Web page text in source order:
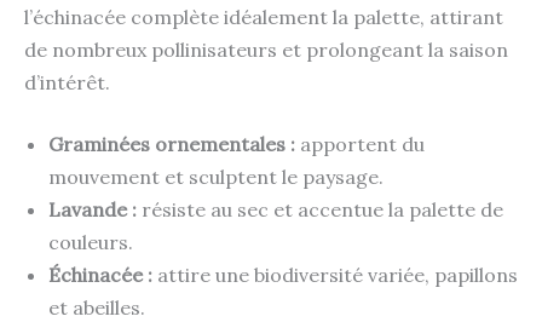
l’échinacée complète idéalement la palette, attirant
de nombreux pollinisateurs et prolongeant la saison
d’intérêt.
Graminées ornementales : apportent du
mouvement et sculptent le paysage.
Lavande : résiste au sec et accentue la palette de
couleurs.
Échinacée : attire une biodiversité variée, papillons
et abeilles.